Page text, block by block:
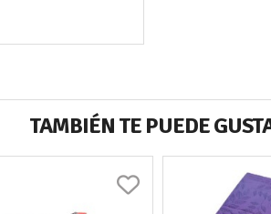
TAMBIÉN TE PUEDE